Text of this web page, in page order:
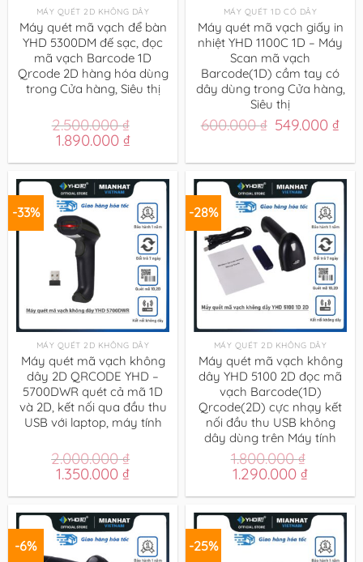
MÁY QUÉT 2D KHÔNG DÂY
Máy quét mã vạch để bàn
YHD 5300DM đế sạc, đọc
mã vạch Barcode 1D
Qrcode 2D hàng hóa dùng
trong Cửa hàng, Siêu thị
2.500.000₫
Giá
là:
2.500.000 ₫.
1.890.000 ₫Giá
tại
là:
1.890.000 ₫.
MÁY QUÉT 1D CÓ DÂY
Máy quét mã vạch giấy in
nhiệt YHD 1100C 1D – Máy
Scan mã vạch
Barcode(1D) cầm tay có
dây dùng trong Cửa hàng,
Siêu thị
600.000₫ Giá
600.000 ₫.
549.000₫Giá
là:
-33%
MÁY QUÉT 2D KHÔNG DÂY
Máy quét mã vạch không
dây 2D QRCODE YHD –
5700DWR quét cả mã 1D
và 2D, kết nối qua đầu thu
USB với laptop, máy tính
2.000.000₫
Giá
là:
2.000.000 ₫.
1.350.000 ₫Giá
tại
là:
1.350.000 ₫.
-28%
MÁY QUÉT 2D KHÔNG DÂY
Máy quét mã vạch không
dây YHD 5100 2D đọc mã
vạch Barcode(1D)
Qrcode(2D) cực nhạy kết
nối đầu thu USB không
dây dùng trên Máy tính
1.800.000₫
Giá
là:
1.800.000 ₫.
1.290.000 ₫Giá
tại
là:
-6% -25%